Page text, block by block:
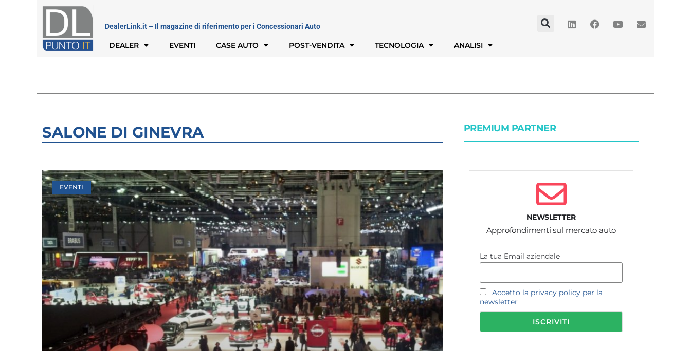
DealerLink.it – Il magazine di riferimento per i Concessionari Auto
DEALER EVENTI CASE AUTO POST-VENDITA TECNOLOGIA ANALISI
SALONE DI GINEVRA
EVENTI
PREMIUM PARTNER
NEWSLETTER
Approfondimenti sul mercato auto
La tua Email aziendale
Accetto la privacy policy per la
newsletter